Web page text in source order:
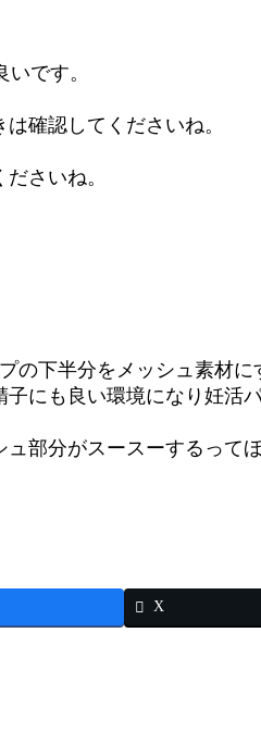
です。
確認してくださいね。
さいね。
の下半分をメッシュ素材
にも良い環境になり妊
部分がスースーするっ
X